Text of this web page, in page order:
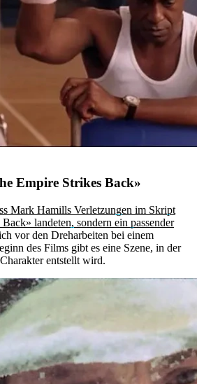
Empire Strikes Back»
Mark Hamills Verletzungen im Skript
landeten, sondern ein passender
vor den Dreharbeiten bei einem
des Films gibt es eine Szene, in der
entstellt wird.